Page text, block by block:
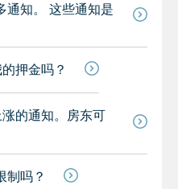
通知。 这些通知是
押金吗？
的通知。房东可
制吗？